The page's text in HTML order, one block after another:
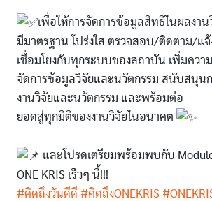
เพื่อให้การจัดการข้อมูลสิทธิในผลงา
มีมาตรฐาน โปร่งใส ตรวจสอบ/ติดตาม/แจ้
เชื่อมโยงกับทุกระบบของสถาบัน เพิ่มควา
จัดการข้อมูลวิจัยและนวัตกรรม สนับสนุนก
งานวิจัยและนวัตกรรม และพร้อมต่อ
ยอดสู่ทุกมิติของงานวิจัยในอนาคต
และโปรดเตรียมพร้อมพบกับ
ONE KRIS เร็วๆ นี้!!!
#คิดถึงวันดีดี #คิดถึงONEKRIS